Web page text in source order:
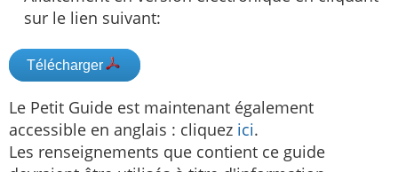
sur le lien suivant:
Télécharger
Le Petit Guide est maintenant également
accessible en anglais : cliquez ici.
Les renseignements que contient ce guide